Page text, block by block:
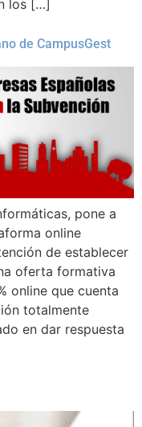
los […]
de CampusGest
pone a
online
de establecer
oferta formativa
online que cuenta
totalmente
en dar respuesta